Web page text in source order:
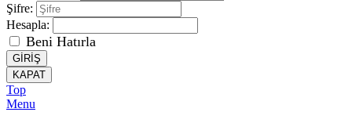
Şifre:
Hesapla:
Beni Hatırla
GİRİŞ
KAPAT
Top
Menu